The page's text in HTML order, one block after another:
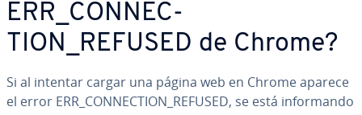
ERR_CO­N­NE­C­
TION_REFUSED de Chrome?
Si al intentar cargar una página web en Chrome aparece
el error ERR_CO­N­NE­C­TION_REFUSED, se está in­fo­r­ma­n­do